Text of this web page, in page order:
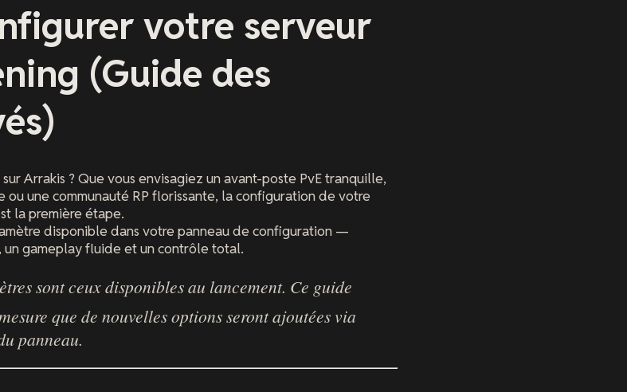
votre serveur
(Guide des
Arrakis ? Que vous envisagiez un avant-poste PvE tranquille,
une communauté RP florissante, la configuration de votre
la première étape.
disponible dans votre panneau de configuration —
gameplay fluide et un contrôle total.
sont ceux disponibles au lancement. Ce guide
que de nouvelles options seront ajoutées via
panneau.